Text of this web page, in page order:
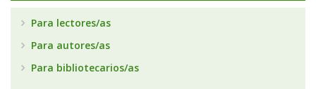
Para lectores/as
Para autores/as
Para bibliotecarios/as